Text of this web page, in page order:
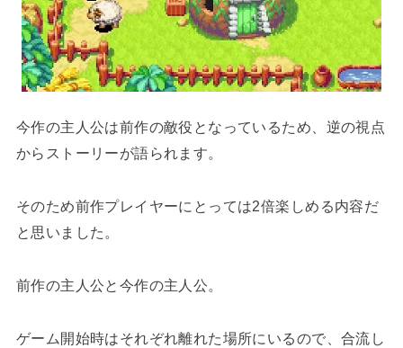
今作の主人公は前作の敵役となっているため、逆の視点
からストーリーが語られます。
そのため前作プレイヤーにとっては2倍楽しめる内容だ
と思いました。
前作の主人公と今作の主人公。
ゲーム開始時はそれぞれ離れた場所にいるので、合流し